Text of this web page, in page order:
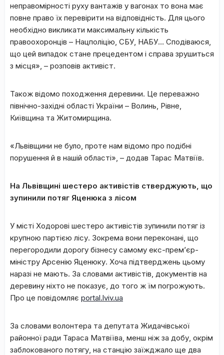
неправомірності руху вантажів у вагонах то вона має
повне право їх перевірити на відповідність. Для цього
необхідно викликати максимальну кількість
правоохоронців – Нацполіцію, СБУ, НАБУ… Сподіваюся,
що цей випадок стане прецедентом і справа зрушиться
з місця», – розповів активіст.
Також відомо походження деревини. Це переважно
північно-західні області України – Волинь, Рівне,
Київщина та Житомирщина.
«Львівщини не було, проте нам відомо про подібні
порушення й в нашій області», – додав Тарас Матвіїв.
На Львівщині шестеро активістів стверджують, що
зупинили потяг Яценюка з лісом
У місті Ходорові шестеро активістів зупинили потяг із
крупною партією лісу. Зокрема вони переконані, що
перегородили дорогу бізнесу самому екс-прем’єр-
міністру Арсенію Яценюку. Хоча підтверджень цьому
наразі не мають. За словами активістів, документів на
деревину ніхто не показує, до того ж їм погрожують.
Про це повідомляє portal.lviv.ua
За словами волонтера та депутата Жидачівської
районної ради Тараса Матвіїва, менш ніж за добу, окрім
заблокованого потягу, на станцію заїжджало ще два